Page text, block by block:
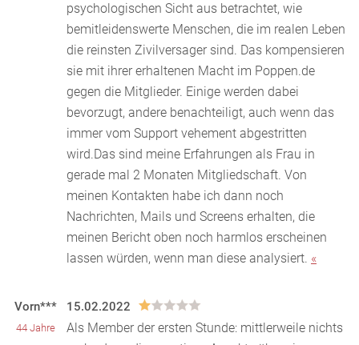
psychologischen Sicht aus betrachtet, wie
bemitleidenswerte Menschen, die im realen Leben
die reinsten Zivilversager sind. Das kompensieren
sie mit ihrer erhaltenen Macht im Poppen.de
gegen die Mitglieder. Einige werden dabei
bevorzugt, andere benachteiligt, auch wenn das
immer vom Support vehement abgestritten
wird.Das sind meine Erfahrungen als Frau in
gerade mal 2 Monaten Mitgliedschaft. Von
meinen Kontakten habe ich dann noch
Nachrichten, Mails und Screens erhalten, die
meinen Bericht oben noch harmlos erscheinen
lassen würden, wenn man diese analysiert. «
Vorn***
44 Jahre
15.02.2022
Als Member der ersten Stunde: mittlerweile nichts